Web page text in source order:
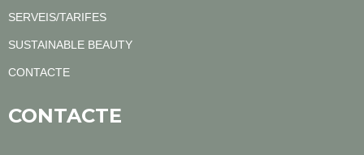
SERVEIS/TARIFES
SUSTAINABLE BEAUTY
CONTACTE
CONTACTE